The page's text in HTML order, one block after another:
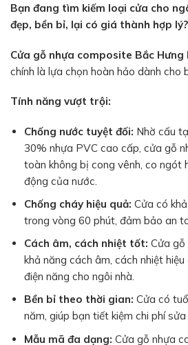
Bạn đang tìm kiếm loại cửa cho
đẹp, bền bỉ, lại có giá thành hợp lý?
Cửa gỗ nhựa composite Bắc
chính là lựa chọn hoàn hảo dành cho
Tính năng vượt trội:
Chống nước tuyệt đối: Nhờ cấu
30% nhựa PVC cao cấp, cửa gỗ
toàn không bị cong vênh, co ngót
động của nước.
Chống cháy hiệu quả: Cửa có
trong vòng 60 phút, đảm bảo an
Cách âm, cách nhiệt tốt: Cửa
khả năng cách âm, cách nhiệt
điện năng cho ngôi nhà.
Bền bỉ theo thời gian: Cửa có
năm, giúp bạn tiết kiệm chi phí
Mẫu mã đa dạng: Cửa gỗ nhựa